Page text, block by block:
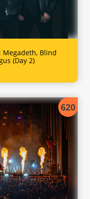
Megadeth, Blind
(Day 2)
620